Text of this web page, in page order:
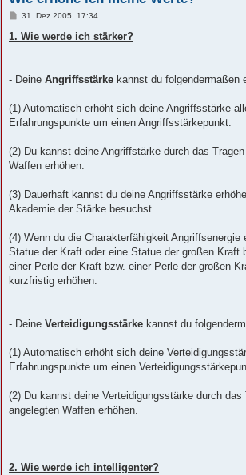
B
t
31. Dez 2005, 17:34
1. Wie werde ich stärker?
- Deine Angriffsstärke kannst du folgendermaßen
(1) Automatisch erhöht sich deine Angriffsstärke
Erfahrungspunkte um einen Angriffsstärkepunkt.
(2) Du kannst deine Angriffstärke durch das
Waffen erhöhen.
(3) Dauerhaft kannst du deine Angriffsstärke
Akademie der Stärke besuchst.
(4) Wenn du die Charakterfähigkeit Angriffsenergie
Statue der Kraft oder eine Statue der großen Kraft
einer Perle der Kraft bzw. einer Perle der großen
kurzfristig erhöhen.
- Deine Verteidigungsstärke kannst du
(1) Automatisch erhöht sich deine
Erfahrungspunkte um einen
(2) Du kannst deine Verteidigungsstärke durch das
angelegten Waffen erhöhen.
2. Wie werde ich intelligenter?